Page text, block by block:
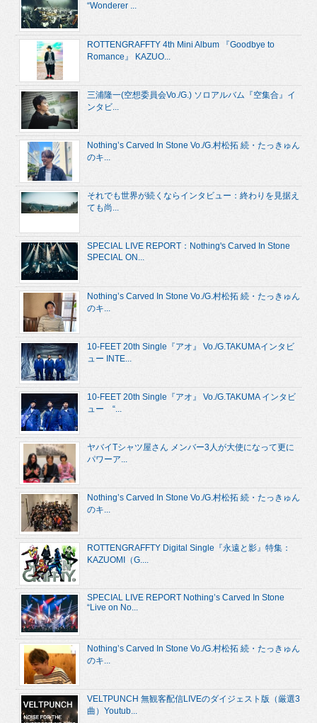
“Wonderer ...
ROTTENGRAFFTY 4th Mini Album 『Goodbye to
Romance』 KAZUO...
三浦隆一(空想委員会Vo./G.) ソロアルバム『空集合』イ
ンタビ...
Nothing’s Carved In Stone Vo./G.村松拓 続・たっきゅん
のキ...
それでも世界が続くならインタビュー：終わりを見据え
ても尚...
SPECIAL LIVE REPORT：Nothing's Carved In Stone
SPECIAL ON...
Nothing’s Carved In Stone Vo./G.村松拓 続・たっきゅん
のキ...
10-FEET 20th Single『アオ』 Vo./G.TAKUMAインタビ
ュー INTE...
10-FEET 20th Single『アオ』 Vo./G.TAKUMA インタビ
ュー “...
ヤバイTシャツ屋さん メンバー3人が大使になって更に
パワーア...
Nothing’s Carved In Stone Vo./G.村松拓 続・たっきゅん
のキ...
ROTTENGRAFFTY Digital Single『永遠と影』特集：
KAZUOMI（G....
SPECIAL LIVE REPORT Nothing’s Carved In Stone
“Live on No...
Nothing’s Carved In Stone Vo./G.村松拓 続・たっきゅん
のキ...
VELTPUNCH 無観客配信LIVEのダイジェスト版（厳選3
曲）Youtub...